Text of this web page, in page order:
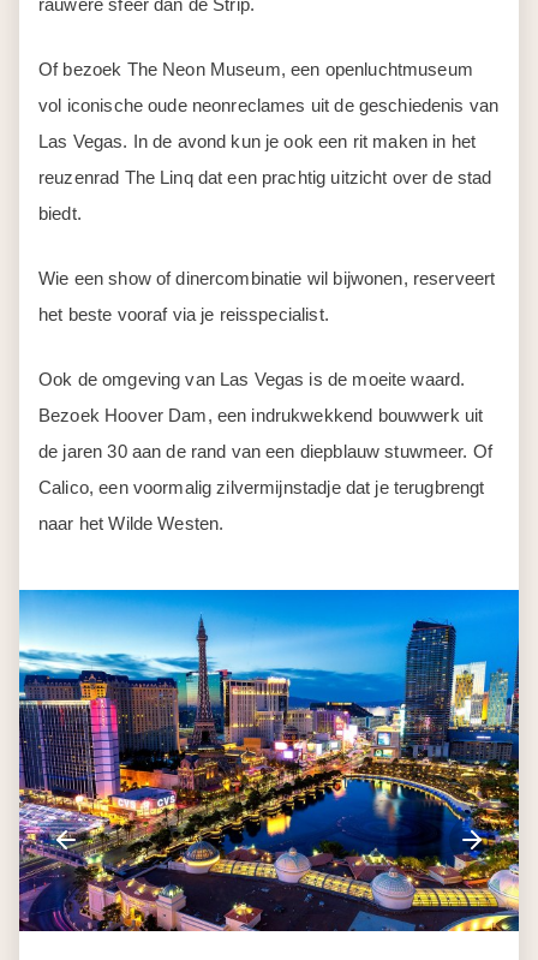
Calico, een voormalig zilvermijnstadje dat je terugbrengt
Dag 10
National Park
Vandaag rijd je de staat Utah in, naar twee van de
mooiste parken van het westen.
Zion National Parkverrast met smalle kloven en hoge
rode rotswanden, gevormd door miljoenen jaren erosie,
wind en water. Een gratis shuttle rijd je door het park.
Stap uit bij de stops die je aanspreken en maak wandel
op je eigen tempo.